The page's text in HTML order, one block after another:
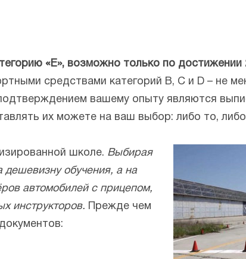
«Е», возможно только по достижении
средствами категорий B, C и D – не
вашему опыту являются
их можете на ваш выбор: либо то, либо
школе. Выбирая
дешевизну обучения, а на
автомобилей с прицепом,
инструкторов. Прежде чем